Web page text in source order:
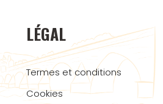
LÉGAL
Termes et conditions
Cookies